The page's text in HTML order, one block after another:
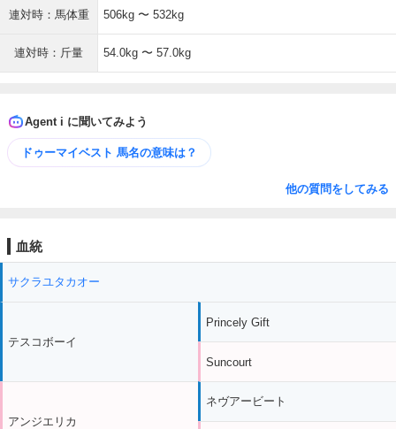
連対時：馬体重 506kg 〜 532kg
連対時：斤量 54.0kg 〜 57.0kg
Agent i に聞いてみよう
ドゥーマイベスト 馬名の意味は？
他の質問をしてみる
血統
サクラユタカオー
テスコボーイ
アンジエリカ
Princely Gift
Suncourt
ネヴアービート